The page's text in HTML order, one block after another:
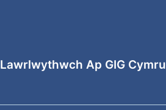
Lawrlwythwch Ap GIG Cymru